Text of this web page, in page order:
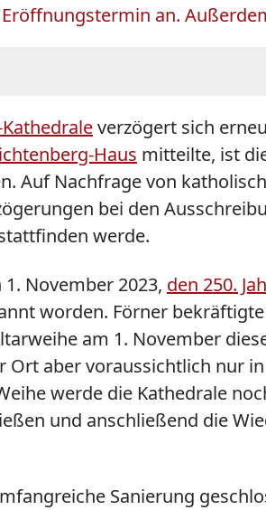
an.
verzögert sich
Haus mitteilte, ist
Auf Nachfrage von
bei den
werde.
November 2023, den 250.
worden. Förner
am 1. November
aber voraussichtlich nur
werde die Kathedrale
und anschließend die
Sanierung